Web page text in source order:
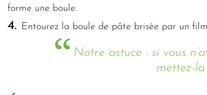
forme une boule.
4. Entourez la boule de pâte brisée par un
Notre astuce : si vous
mettez-